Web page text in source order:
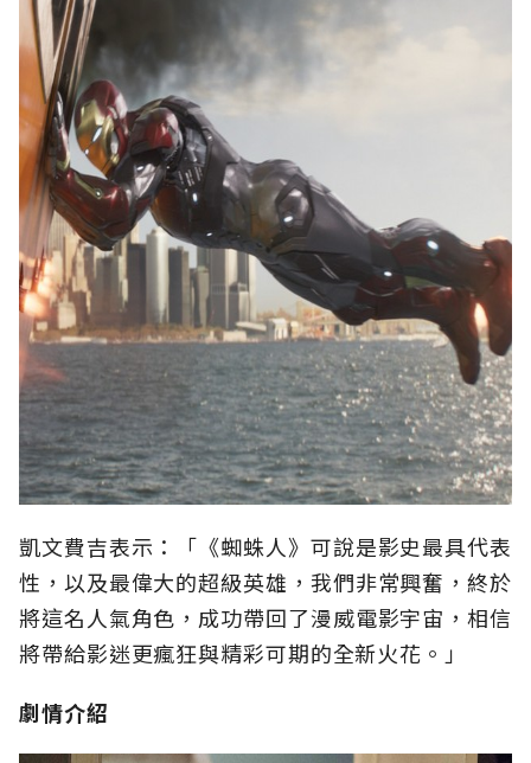
凱文費吉表示：「《蜘蛛人》可說是影史最具代表
性，以及最偉大的超級英雄，我們非常興奮，終於
將這名人氣角色，成功帶回了漫威電影宇宙，相信
將帶給影迷更瘋狂與精彩可期的全新火花。」
劇情介紹